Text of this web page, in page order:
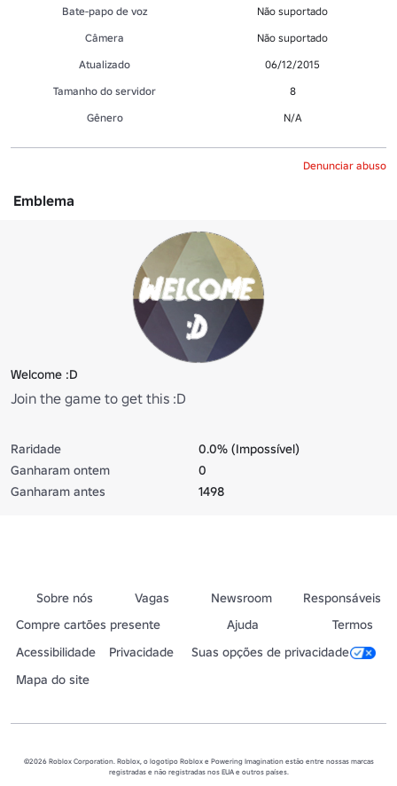
Bate-papo de voz
Não suportado
Câmera
Não suportado
Atualizado
06/12/2015
Tamanho do servidor
8
Gênero
N/A
Denunciar abuso
Emblema
Welcome :D
Join the game to get this :D
Raridade
0.0% (Impossível)
Ganharam ontem
0
Ganharam antes
1498
Sobre nós Vagas Newsroom
Responsáveis
Compre cartões presente
Ajuda
Termos
Acessibilidade
Privacidade
Suas opções de privacidade
Mapa do site
©2026 Roblox Corporation. Roblox, o logotipo Roblox e Powering Imagination estão entre nossas marcas
registradas e não registradas nos EUA e outros países.